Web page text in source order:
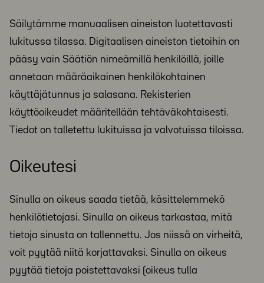
Säilytämme manuaalisen aineiston luotettavasti
lukitussa tilassa. Digitaalisen aineiston tietoihin on
pääsy vain Säätiön nimeämillä henkilöillä, joille
annetaan määräaikainen henkilökohtainen
käyttäjätunnus ja salasana. Rekisterien
käyttöoikeudet määritellään tehtäväkohtaisesti.
Tiedot on talletettu lukituissa ja valvotuissa tiloissa.
Oikeutesi
Sinulla on oikeus saada tietää, käsittelemmekö
henkilötietojasi. Sinulla on oikeus tarkastaa, mitä
tietoja sinusta on tallennettu. Jos niissä on virheitä,
voit pyytää niitä korjattavaksi. Sinulla on oikeus
pyytää tietoja poistettavaksi (oikeus tulla